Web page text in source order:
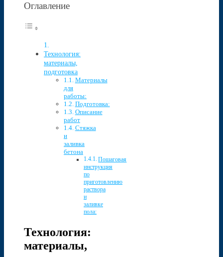
Оглавление
Технология:
материалы,
подготовка
Материалы
для
работы:
Подготовка:
Описание
работ
Стяжка
и
заливка
бетона
Пошаговая
инструкция
по
приготовлению
раствора
и
заливке
пола:
Технология:
материалы,